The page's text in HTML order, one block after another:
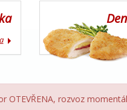
OTEVŘENA, rozvoz